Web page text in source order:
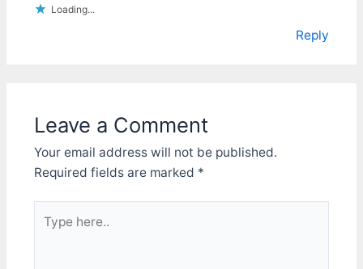
Loading...
Reply
Leave a Comment
Your email address will not be published.
Required fields are marked *
here..